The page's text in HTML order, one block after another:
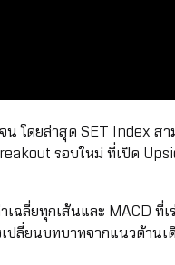
โดยล่าสุด SET Index ส
รอบใหม่ ที่เปิด
ลี่ยทุกเส้นและ MACD ที่เ
ลี่ยนบทบาทจากแนวต้านเ